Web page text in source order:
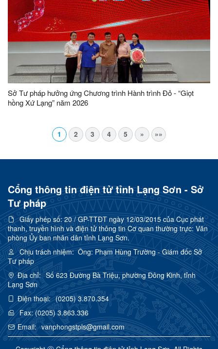
Sở Tư pháp hưởng ứng Chương trình Hành trình Đỏ - “Giọt
hồng Xứ Lạng” năm 2026
1 2 3 4 5 » »»
Cổng thông tin điện tử tỉnh Lạng Sơn - Sở
Tư pháp
Giấy phép số:20 / GP-TTĐT ngày 12/03/2015 của Cục phát
thanh, truyền hình và điện tử thông tin Cơ quan thường trực: Văn
phòng Ủy ban nhân dân tỉnh Lạng Sơn.
Chịu trách nhiệm:Ông: Phạm Hùng Trường - Giám đốc Sở
Tư pháp
Địa chỉ: Số 623 Đường Bà Triệu, phường Đông Kinh, tỉnh
Lạng Sơn
Điện thoại: (0205) 3.870.354
Fax:(0205) 3.863.336
Email: vanphongstpls@gmail.com